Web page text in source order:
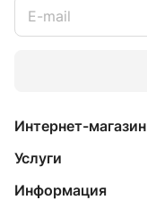
Интернет-магазин
Услуги
Информация